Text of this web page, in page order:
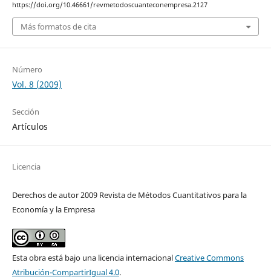
https://doi.org/10.46661/revmetodoscuanteconempresa.2127
Más formatos de cita
Número
Vol. 8 (2009)
Sección
Artículos
Licencia
Derechos de autor 2009 Revista de Métodos Cuantitativos para la
Economía y la Empresa
Esta obra está bajo una licencia internacionalCreative Commons
Atribución-CompartirIgual 4.0.